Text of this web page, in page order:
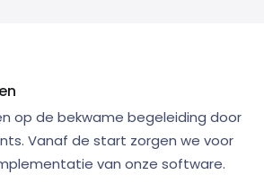
op de bekwame begeleiding door
Vanaf de start zorgen we voor
van onze software.